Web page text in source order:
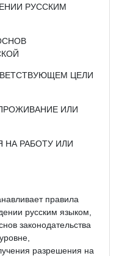
РУССКИМ
ЦЕЛИ
ИЛИ
НА РАБОТУ ИЛИ
правила
русским языком,
законодательства
разрешения на